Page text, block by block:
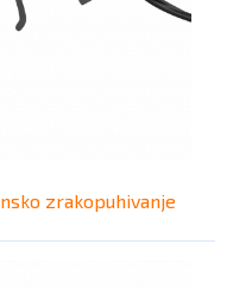
zrakopuhivanje